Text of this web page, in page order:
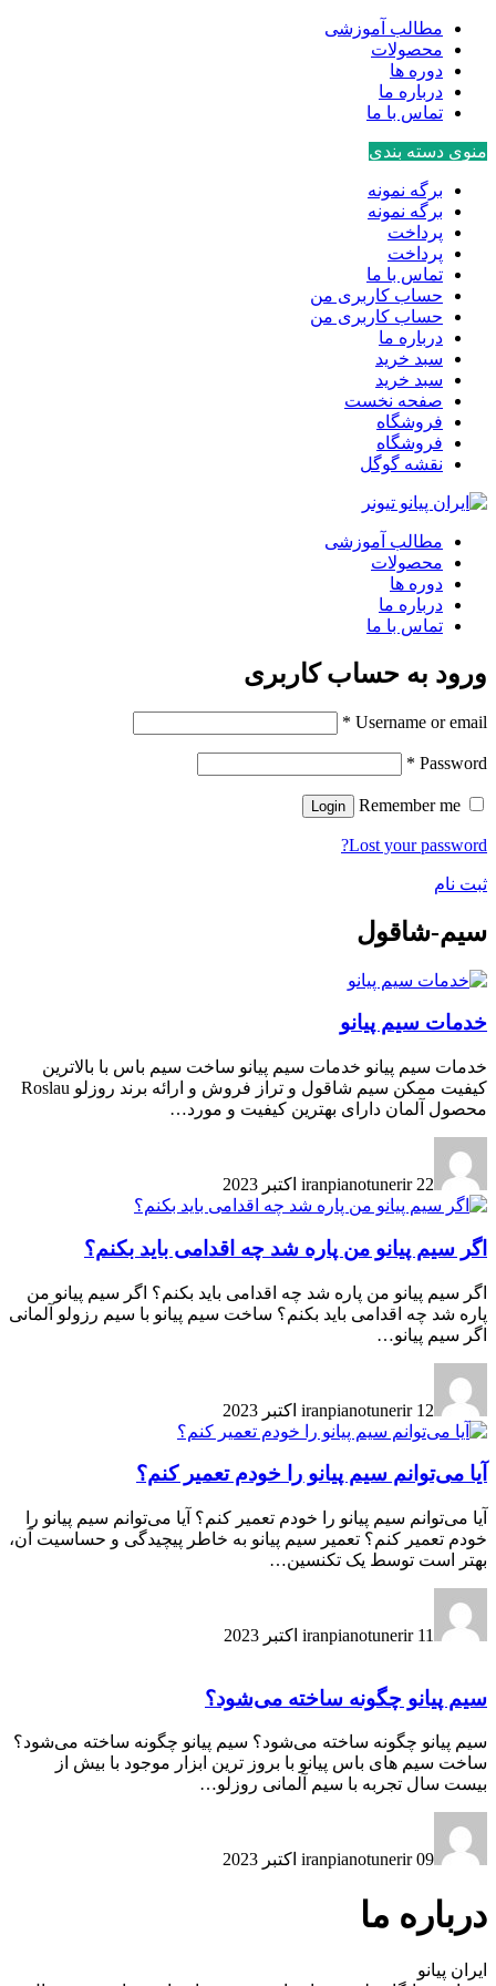
مطالب آموزشی
محصولات
دوره ها
درباره ما
تماس با ما
منوی دسته بندی
برگه نمونه
برگه نمونه
پرداخت
پرداخت
تماس با ما
حساب کاربری من
حساب کاربری من
درباره ما
سبد خرید
سبد خرید
صفحه نخست
فروشگاه
فروشگاه
نقشه گوگل
مطالب آموزشی
محصولات
دوره ها
درباره ما
تماس با ما
ورود به حساب کاربری
Username or email
*
Password
*
Remember me
Login
Lost your password?
ثبت نام
سیم-شاقول
خدمات سیم پیانو
خدمات سیم پیانو خدمات سیم پیانو ساخت سیم باس با بالاترین
کیفیت ممکن سیم شاقول و تراز فروش و ارائه برند روزلو Roslau
محصول آلمان دارای بهترین کیفیت و مورد…
iranpianotunerir 22 اکتبر 2023
اگر سیم پیانو من پاره شد چه اقدامی باید بکنم؟
اگر سیم پیانو من پاره شد چه اقدامی باید بکنم؟ اگر سیم پیانو من
پاره شد چه اقدامی باید بکنم؟ ساخت سیم پیانو با سیم رزولو آلمانی
اگر سیم پیانو…
iranpianotunerir 12 اکتبر 2023
آیا می‌توانم سیم پیانو را خودم تعمیر کنم؟
آیا می‌توانم سیم پیانو را خودم تعمیر کنم؟ آیا می‌توانم سیم پیانو را
خودم تعمیر کنم؟ تعمیر سیم پیانو به خاطر پیچیدگی و حساسیت آن،
بهتر است توسط یک تکنسین…
iranpianotunerir 11 اکتبر 2023
سیم پیانو چگونه ساخته می‌شود؟
سیم پیانو چگونه ساخته می‌شود؟ سیم پیانو چگونه ساخته می‌شود؟
ساخت سیم های باس پیانو با بروز ترین ابزار موجود با بیش از
بیست سال تجربه با سیم آلمانی روزلو…
iranpianotunerir 09 اکتبر 2023
درباره ما
ایران پیانو